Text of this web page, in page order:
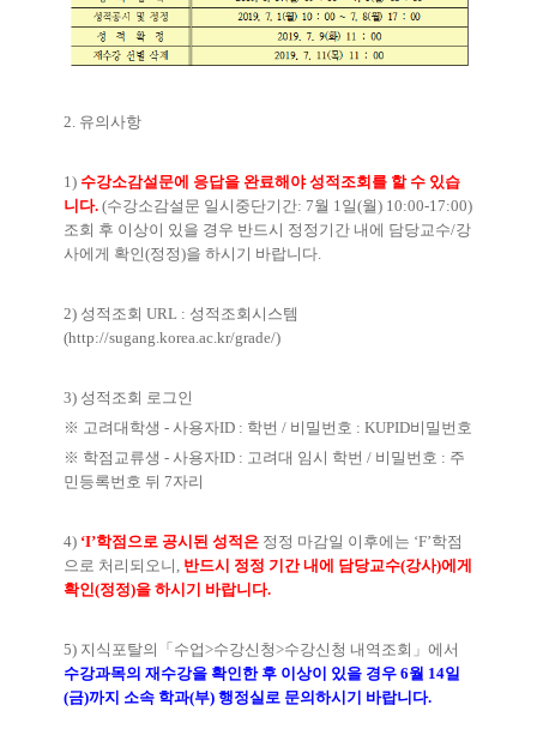
2. 유의사항
1) 수강소감설문에 응답을 완료해야 성적조회를 할 수 있습
니다. (수강소감설문 일시중단기간: 7월 1일(월) 10:00-17:00)
조회 후 이상이 있을 경우 반드시 정정기간 내에 담당교수/강
사에게 확인(정정)을 하시기 바랍니다.
2) 성적조회 URL : 성적조회시스템
(http://sugang.korea.ac.kr/grade/)
3) 성적조회 로그인
※ 고려대학생 - 사용자ID : 학번 / 비밀번호 : KUPID비밀번호
※ 학점교류생 - 사용자ID : 고려대 임시 학번 / 비밀번호 : 주
민등록번호 뒤 7자리
4) ‘I’학점으로 공시된 성적은 정정 마감일 이후에는 ‘F’학점
으로 처리되오니, 반드시 정정 기간 내에 담당교수(강사)에게
확인(정정)을 하시기 바랍니다.
5) 지식포탈의「수업>수강신청>수강신청 내역조회」에서
수강과목의 재수강을 확인한 후 이상이 있을 경우 6월 14일
(금)까지 소속 학과(부) 행정실로 문의하시기 바랍니다.